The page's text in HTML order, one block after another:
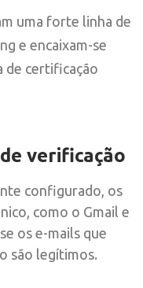
uma forte linha de
e encaixam-se
de certificação
verificação
configurado, os
como o Gmail e
os e-mails que
são legítimos.